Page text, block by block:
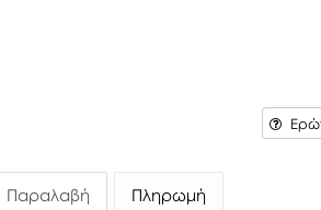
Παραλαβή Πληρωμή